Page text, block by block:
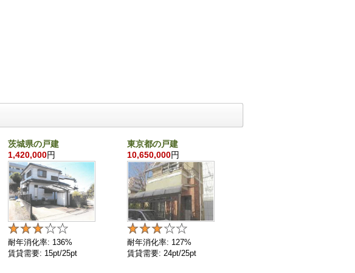
茨城県の戸建
1,420,000円
耐年消化率: 136%
賃貸需要: 15pt/25pt
東京都の戸建
10,650,000円
耐年消化率: 127%
賃貸需要: 24pt/25pt